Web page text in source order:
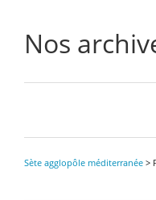
Nos
Sète agglopôle méditerranée >